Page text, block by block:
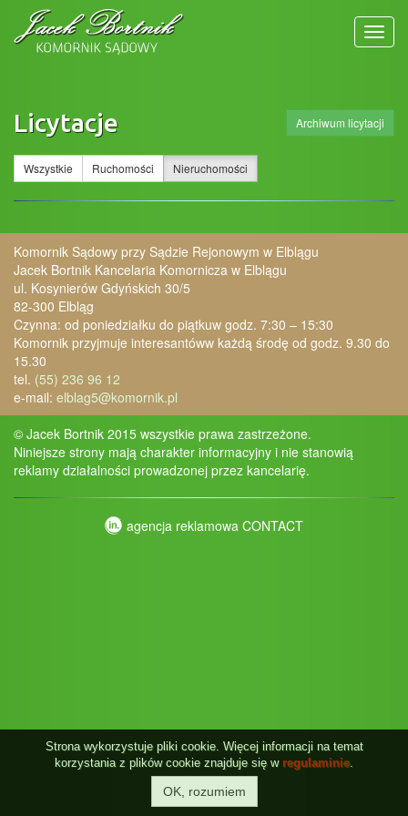
Archiwum licytacji
Licytacje
Wszystkie Ruchomości Nieruchomości
Komornik Sądowy przy Sądzie Rejonowym w Elblągu
Jacek Bortnik Kancelaria Komornicza w Elblągu
ul. Kosynierów Gdyńskich 30/5
82-300 Elbląg
Czynna: od poniedziałku do piątkuw godz. 7:30 – 15:30
Komornik przyjmuje interesantóww każdą środę od godz. 9.30 do
15.30
tel. (55) 236 96 12
e-mail: elblag5@komornik.pl
© Jacek Bortnik 2015 wszystkie prawa zastrzeżone.
Niniejsze strony mają charakter informacyjny i nie stanowią
reklamy działalności prowadzonej przez kancelarię.
agencja reklamowa CONTACT
Strona wykorzystuje pliki cookie. Więcej informacji na temat
korzystania z plików cookie znajduje się w regulaminie.